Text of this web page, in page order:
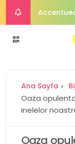
Alimente
Cum o
Ana Sayfa
Oaza
inelelor
Oaza